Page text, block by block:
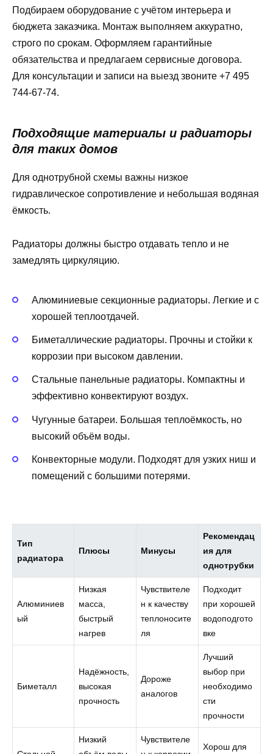
Подбираем оборудование с учётом интерьера и
бюджета заказчика. Монтаж выполняем аккуратно,
строго по срокам. Оформляем гарантийные
обязательства и предлагаем сервисные договора.
Для консультации и записи на выезд звоните +7 495
744-67-74.
Подходящие материалы и радиаторы
для таких домов
Для однотрубной схемы важны низкое
гидравлическое сопротивление и небольшая водяная
ёмкость.
Радиаторы должны быстро отдавать тепло и не
замедлять циркуляцию.
Алюминиевые секционные радиаторы. Легкие и с
хорошей теплоотдачей.
Биметаллические радиаторы. Прочны и стойки к
коррозии при высоком давлении.
Стальные панельные радиаторы. Компактны и
эффективно конвектируют воздух.
Чугунные батареи. Большая теплоёмкость, но
высокий объём воды.
Конвекторные модули. Подходят для узких ниш и
помещений с большими потерями.
Тип
радиатора
Плюсы Минусы
Рекомендац
ия для
однотрубки
Алюминиев
ый
Низкая
масса,
быстрый
нагрев
Чувствителе
н к качеству
теплоносите
ля
Подходит
при хорошей
водоподгото
вке
Биметалл
Надёжность,
высокая
прочность
Дороже
аналогов
Лучший
выбор при
необходимо
сти
прочности
Низкий
Чувствителе
Хорош для